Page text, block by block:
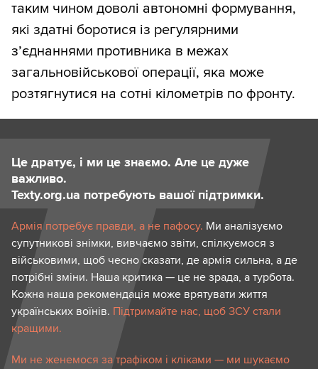
таким чином доволі автономні формування,
які здатні боротися із регулярними
з’єднаннями противника в межах
загальновійськової операції, яка може
розтягнутися на сотні кілометрів по фронту.
Це дратує, і ми це знаємо. Але це дуже
важливо.
Texty.org.ua потребують вашої підтримки.
Армія потребує правди, а не пафосу. Ми аналізуємо
супутникові знімки, вивчаємо звіти, спілкуємося з
військовими, щоб чесно сказати, де армія сильна, а де
потрібні зміни. Наша критика — це не зрада, а турбота.
Кожна наша рекомендація може врятувати життя
українських воїнів. Підтримайте нас, щоб ЗСУ стали
кращими.
Ми не женемося за трафіком і кліками — ми шукаємо